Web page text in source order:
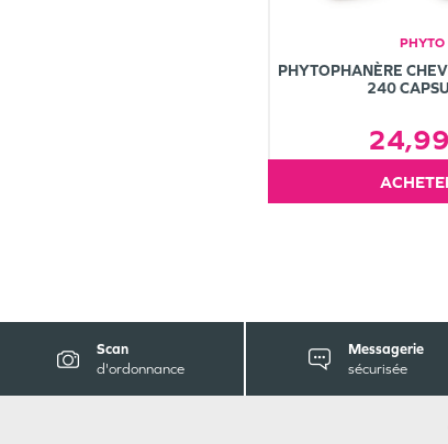
PHYTO
PHYTOPHANÈRE
240
Scan
d'ordonnance
Messagerie
sécurisée